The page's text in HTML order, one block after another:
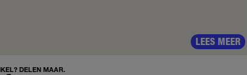
LEES MEER
DELEN MAAR.